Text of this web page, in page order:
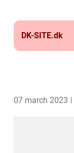
DK-SITE.dk
07 march 2023